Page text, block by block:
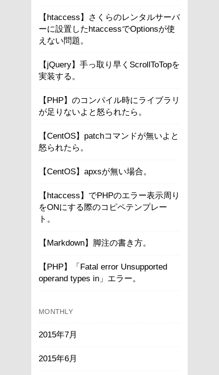
【htaccess】さくらのレンタルサーバ
ーに設置したhtaccessでOptionsが使
えない問題。
【jQuery】手っ取り早くScrollToTopを
実装する。
【PHP】のコンパイル時にライブラリ
が足りないよと怒られたら。
【CentOS】patchコマンドが無いよと
怒られたら。
【CentOS】apxsが無い場合。
【htaccess】でPHPのエラー表示周り
をONにする際のコピペテンプレー
ト。
【Markdown】脚注の書き方。
【PHP】「Fatal error Unsupported
operand types in」エラー。
MONTHLY
2015年7月
2015年6月